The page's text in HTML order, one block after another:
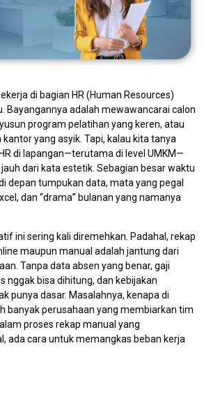
di bagian HR (Human Resources)
Bayangannya adalah mewawancarai calon
program pelatihan yang keren, atau
yang asyik. Tapi, kalau kita tanya
di lapangan—terutama di level UMKM—
dari kata estetik. Sebagian besar waktu
depan tumpukan data, mata yang pegal
dan “drama” bulanan yang namanya
ini sering kali diremehkan. Padahal, rekap
maupun manual adalah jantung dari
Tanpa data absen yang benar, gaji
nggak bisa dihitung, dan kebijakan
punya dasar. Masalahnya, kenapa di
banyak perusahaan yang membiarkan tim
proses rekap manual yang
ada cara untuk memangkas beban kerja